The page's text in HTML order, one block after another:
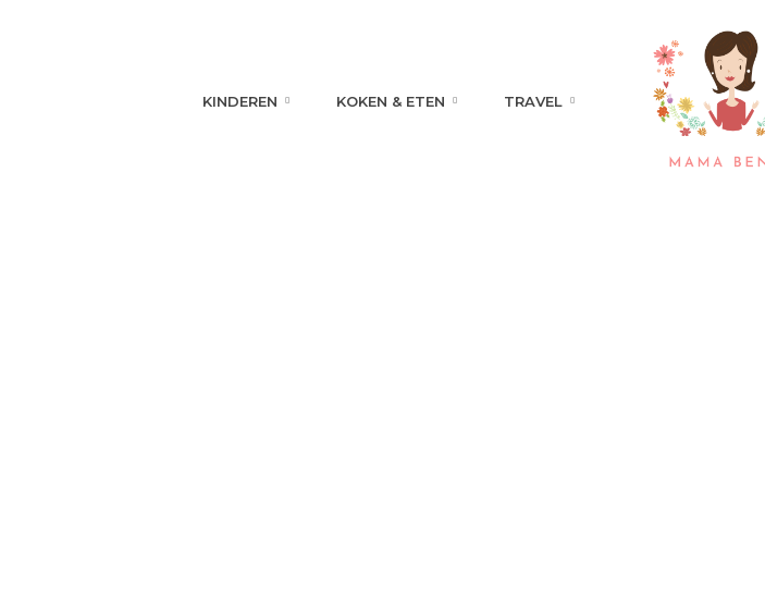
KINDEREN KOKEN & ETEN TRAVEL